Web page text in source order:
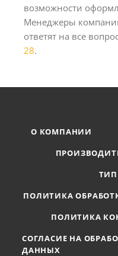
возможности
Менеджеры
ответят на все
28.
О КОМПАНИИ
ПОЛИТИКА
ПОЛИТИКА
СОГЛАСИЕ НА
ДАННЫХ